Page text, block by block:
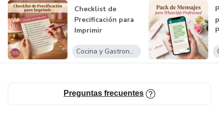
Checklist de
Precificación para
Imprimir
Cocina y Gastronomía
Preguntas frecuentes